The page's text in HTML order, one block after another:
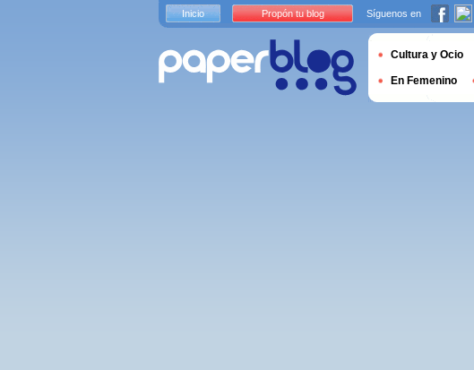
Inicio Propón tu blog Síguenos en
Cultura y Ocio
En Femenino